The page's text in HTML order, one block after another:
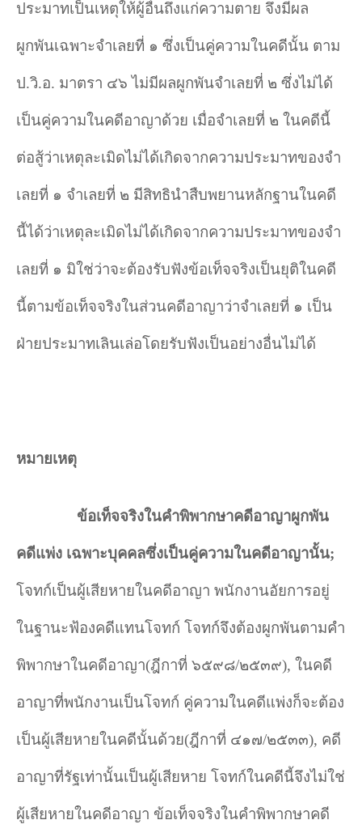
ประมาทเป็นเหตุให้ผู้อื่นถึงแก่ความตาย จึงมีผล
ผูกพันเฉพาะจําเลยที่ ๑ ซึ่งเป็นคู่ความในคดีนั้น ตาม
ป.วิ.อ. มาตรา ๔๖ ไม่มีผลผูกพันจําเลยที่ ๒ ซึ่งไม่ได้
เป็นคู่ความในคดีอาญาด้วย เมื่อจําเลยที่ ๒ ในคดีนี้
ต่อสู้ว่าเหตุละเมิดไม่ได้เกิดจากความประมาทของจํา
เลยที่ ๑ จําเลยที่ ๒ มีสิทธินําสืบพยานหลักฐานในคดี
นี้ได้ว่าเหตุละเมิดไม่ได้เกิดจากความประมาทของจํา
เลยที่ ๑ มิใช่ว่าจะต้องรับฟังข้อเท็จจริงเป็นยุติในคดี
นี้ตามข้อเท็จจริงในส่วนคดีอาญาว่าจําเลยที่ ๑ เป็น
ฝ่ายประมาทเลินเล่อโดยรับฟังเป็นอย่างอื่นไม่ได้
หมายเหตุ
ข้อเท็จจริงในคำพิพากษาคดีอาญาผูกพัน
คดีแพ่ง เฉพาะบุคคลซึ่งเป็นคู่ความในคดีอาญานั้น;
โจทก์เป็นผู้เสียหายในคดีอาญา พนักงานอัยการอยู่
ในฐานะฟ้องคดีแทนโจทก์ โจทก์จึงต้องผูกพันตามคำ
พิพากษาในคดีอาญา(ฎีกาที่ ๖๕๙๘/๒๕๓๙), ในคดี
อาญาที่พนักงานเป็นโจทก์ คู่ความในคดีแพ่งก็จะต้อง
เป็นผู้เสียหายในคดีนั้นด้วย(ฎีกาที่ ๔๑๗/๒๕๓๓), คดี
อาญาที่รัฐเท่านั้นเป็นผู้เสียหาย โจทก์ในคดีนี้จึงไม่ใช่
ผู้เสียหายในคดีอาญา ข้อเท็จจริงในคำพิพากษาคดี